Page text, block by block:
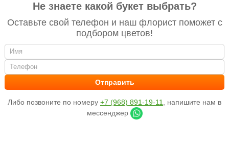
Не знаете какой букет выбрать?
Оставьте свой телефон и наш флорист поможет с
подбором цветов!
Либо позвоните по номеру +7 (968) 891-19-11
, напишите нам в
мессенджер